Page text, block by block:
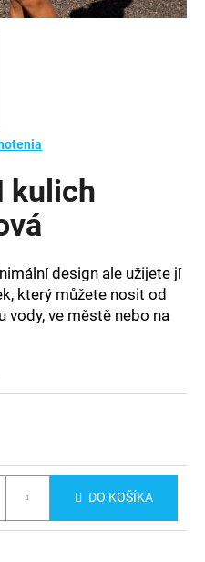
kulich
design ale užijete jí
který můžete nosit od
vody, ve městě nebo na
DO KOŠÍKA